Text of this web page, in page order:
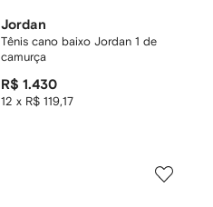
Jordan
Tênis cano baixo Jordan 1 de
camurça
R$ 1.430
12 x R$ 119,17